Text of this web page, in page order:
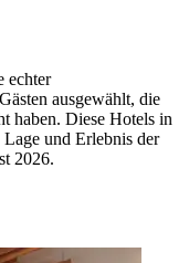
echter
ausgewählt, die
haben. Diese Hotels in
und Erlebnis der
2026.